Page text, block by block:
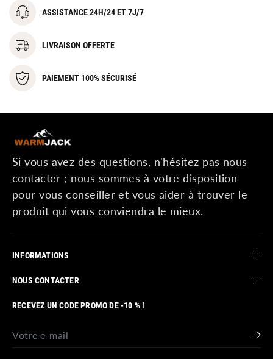
ASSISTANCE 24H/24 ET 7J/7
LIVRAISON OFFERTE
PAIEMENT 100% SÉCURISÉ
Si vous avez des questions, n'hésitez pas nous
contacter ; nous sommes à votre disposition
pour vous conseiller et vous aider à trouver le
produit qui vous conviendra le mieux.
INFORMATIONS
NOUS CONTACTER
RECEVEZ UN CODE PROMO DE -10 % !